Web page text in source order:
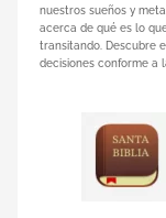
nuestros sueños y
acerca de qué es lo
transitando. Descubre
decisiones conforme a